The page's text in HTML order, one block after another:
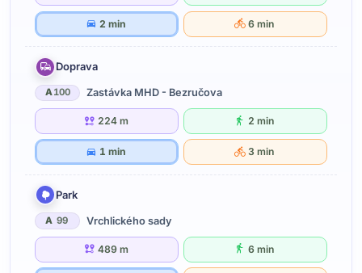
2 min 6 min
Doprava
A100 Zastávka MHD - Bezručova
224 m 2 min
1 min 3 min
Park
A 99 Vrchlického sady
489 m 6 min